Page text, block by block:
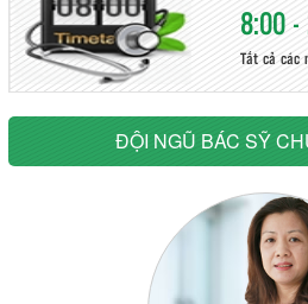
8:00
Tất cả các
ĐỘI NGŨ BÁC SỸ